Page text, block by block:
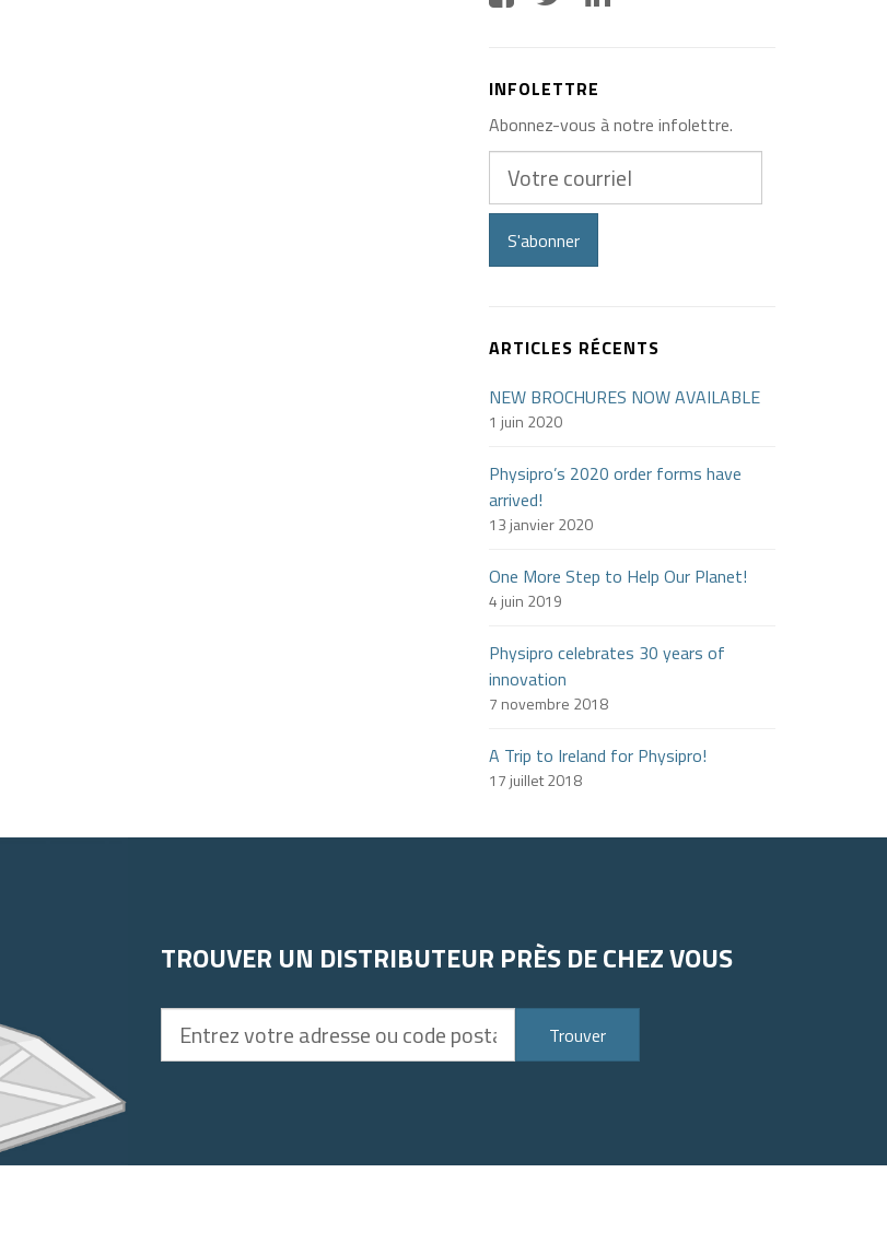
INFOLETTRE
Abonnez-vous à notre infolettre.
courriel
S'abonner
ARTICLES RÉCENTS
NEW BROCHURES NOW AVAILABLE
1 juin 2020
Physipro’s 2020 order forms have
arrived!
13 janvier 2020
One More Step to Help Our Planet!
4 juin 2019
Physipro celebrates 30 years of
innovation
7 novembre 2018
A Trip to Ireland for Physipro!
17 juillet 2018
TROUVER UN DISTRIBUTEUR PRÈS DE CHEZ VOUS
votre
Trouver